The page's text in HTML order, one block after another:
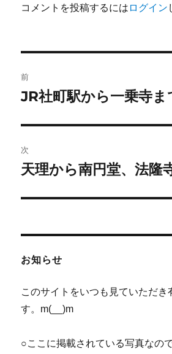
コメントを投稿するには ログイン
稿
ビ
ゲ
ー
前
前
投
稿:
JR社町駅から一乗寺ま
次
次
投
天理から南円堂、法隆
お知らせ
このサイトをいつも見ていただき
す。m(__)m
○ここに掲載されている写真なの